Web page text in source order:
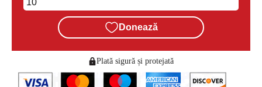
Donează
Plată sigură și protejată